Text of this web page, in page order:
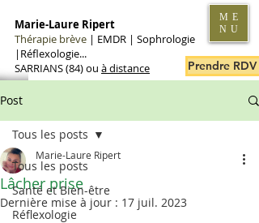
Marie-Laure Ripert
Thérapie brève | EMDR | Sophrologie
|Réflexologie...
SARRIANS (84) ou à distance Prendre RDV
ME
NU
Post
Tous les posts
Santé et Bien-être
Réflexologie
Tous les posts
Lâcher prise
Marie-Laure Ripert
Dernière mise à jour : 17 juil. 2023